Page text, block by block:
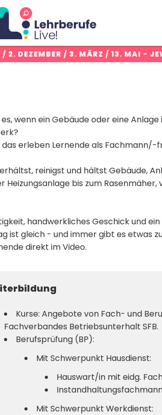
/ 2. DEZEMBER / 3. MÄRZ / 13. MAI -
es, wenn ein Gebäude oder eine
das erleben Lernende als Fachmann/-
reinigst und hältst Gebäude,
Heizungsanlage bis zum
handwerkliches Geschick und
ist gleich - und immer gibt es etwas
direkt im Video.
Kurse: Angebote von Fach- und
Fachverbandes Betriebsunterhalt SFB.
Berufsprüfung (BP):
Mit Schwerpunkt Hausdienst:
Hauswart/in mit eidg.
Mit Schwerpunkt Werkdienst: